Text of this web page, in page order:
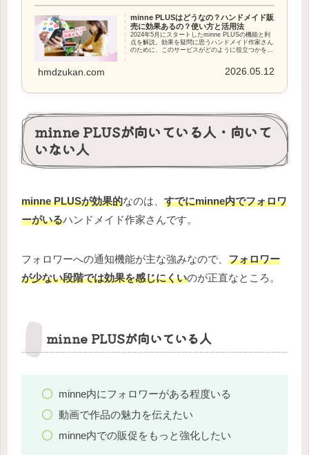
minne PLUSはどうなの？ハンドメイド販
売に効果あるの？使い方と活用法
2024年5月にスタートしたminne PLUSの機能と利
点を解説。効果を疑問に思うハンドメイド作家さん
のために、このサービスがどのように役立つかを紹
hmdzukan.com 2026.05.12
minne PLUSが向いている人・向いて
いない人
minne PLUSが効果的なのは、 すでにminne内でフォロワ
ーがいるハンドメイド作家さんです。
フォロワーへの通知機能が主な強みなので、 フォロワー
が少ない段階では効果を感じにくいのが正直なところ。
minne PLUSが向いている人
minne内にフォロワーがある程度いる
動画で作品の魅力を伝えたい
minne内での販促をもっと強化したい